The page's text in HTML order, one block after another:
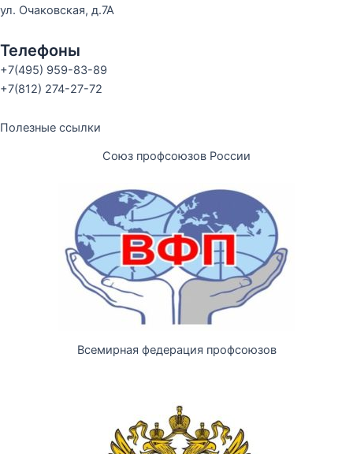
ул. Очаковская, д.7А
Телефоны
+7(495) 959-83-89
+7(812) 274-27-72
Полезные ссылки
Союз профсоюзов России
Всемирная федерация профсоюзов